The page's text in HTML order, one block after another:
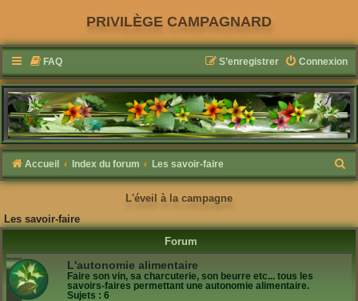
PRIVILÈGE CAMPAGNARD
FAQ Connexion
S’enregistrer
Accueil Index du forum Les savoir-faire
e
h
L'éveil à la campagne
Les savoir-faire
Forum
L'autonomie alimentaire
Faire son vin, sa charcuterie, son beurre etc... tous les
savoirs-faires permettant une autonomie alimentaire.
Sujets : 6